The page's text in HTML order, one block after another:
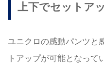
上下でセットア
ユニクロの感動パンツと
トアップが可能となって